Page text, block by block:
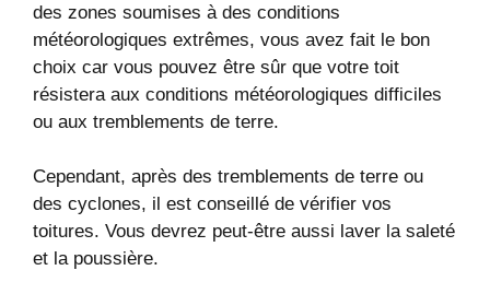
des zones soumises à des conditions
météorologiques extrêmes, vous avez fait le bon
choix car vous pouvez être sûr que votre toit
résistera aux conditions météorologiques difficiles
ou aux tremblements de terre.
Cependant, après des tremblements de terre ou
des cyclones, il est conseillé de vérifier vos
toitures. Vous devrez peut-être aussi laver la saleté
et la poussière.